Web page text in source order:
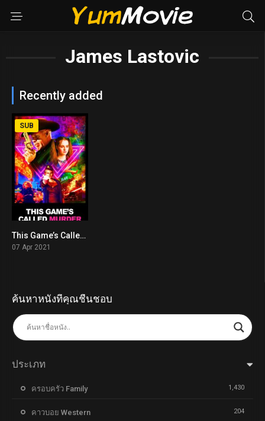
James Lastovic
Recently added
4.2
SUB
This Game’s Called Murder (2021)
07 Apr 2021
ค้นหาหนังที่คุณชื่นชอบ
ประเภท
ครอบครัว Family 1,430
คาวบอย Western 204